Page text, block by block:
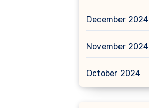
December 2024
November 2024
October 2024